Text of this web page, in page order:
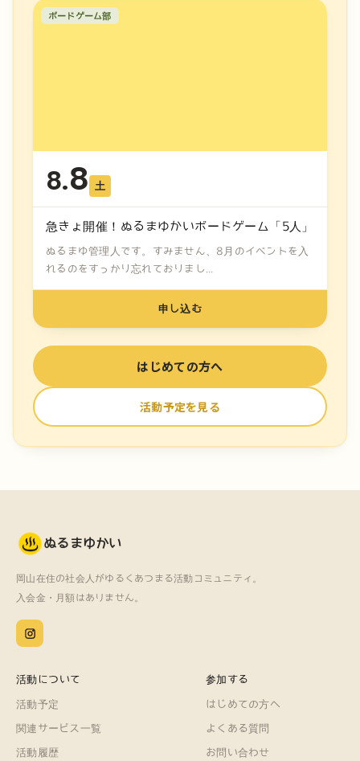
ボードゲーム部
8.8 土
急きょ開催！ぬるまゆかいボードゲーム「5人」
ぬるまゆ管理人です。すみません、8月のイベントを入
れるのをすっかり忘れておりまし...
申し込む
はじめての方へ
活動予定を見る
ぬるまゆかい
岡山在住の社会人がゆるくあつまる活動コミュニティ。
入会金・月額はありません。
活動について
活動予定
関連サービス一覧
活動履歴
参加する
はじめての方へ
よくある質問
お問い合わせ